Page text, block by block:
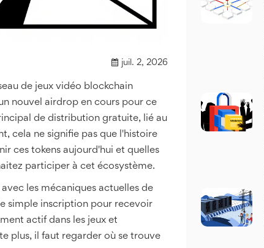
juil. 2, 2026
de jeux vidéo blockchain
nouvel airdrop en cours pour ce
de distribution gratuite, lié au
cela ne signifie pas que l'histoire
ces tokens aujourd'hui et quelles
participer à cet écosystème.
les mécaniques actuelles de
simple inscription pour recevoir
actif dans les jeux et
plus, il faut regarder où se trouve